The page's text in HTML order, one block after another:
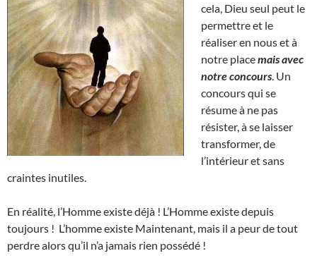
cela, Dieu seul peut le
permettre et le
réaliser en nous et à
notre placemais avec
notre concours . Un
concours qui se
résume à ne pas
résister, à se laisser
transformer, de
l’intérieur et sans
craintes inutiles.
En réalité, l’Homme existe déjà ! L’Homme existe depuis
toujours ! L’homme existe Maintenant, mais il a peur de tout
perdre alors qu’il n’a jamais rien possédé !